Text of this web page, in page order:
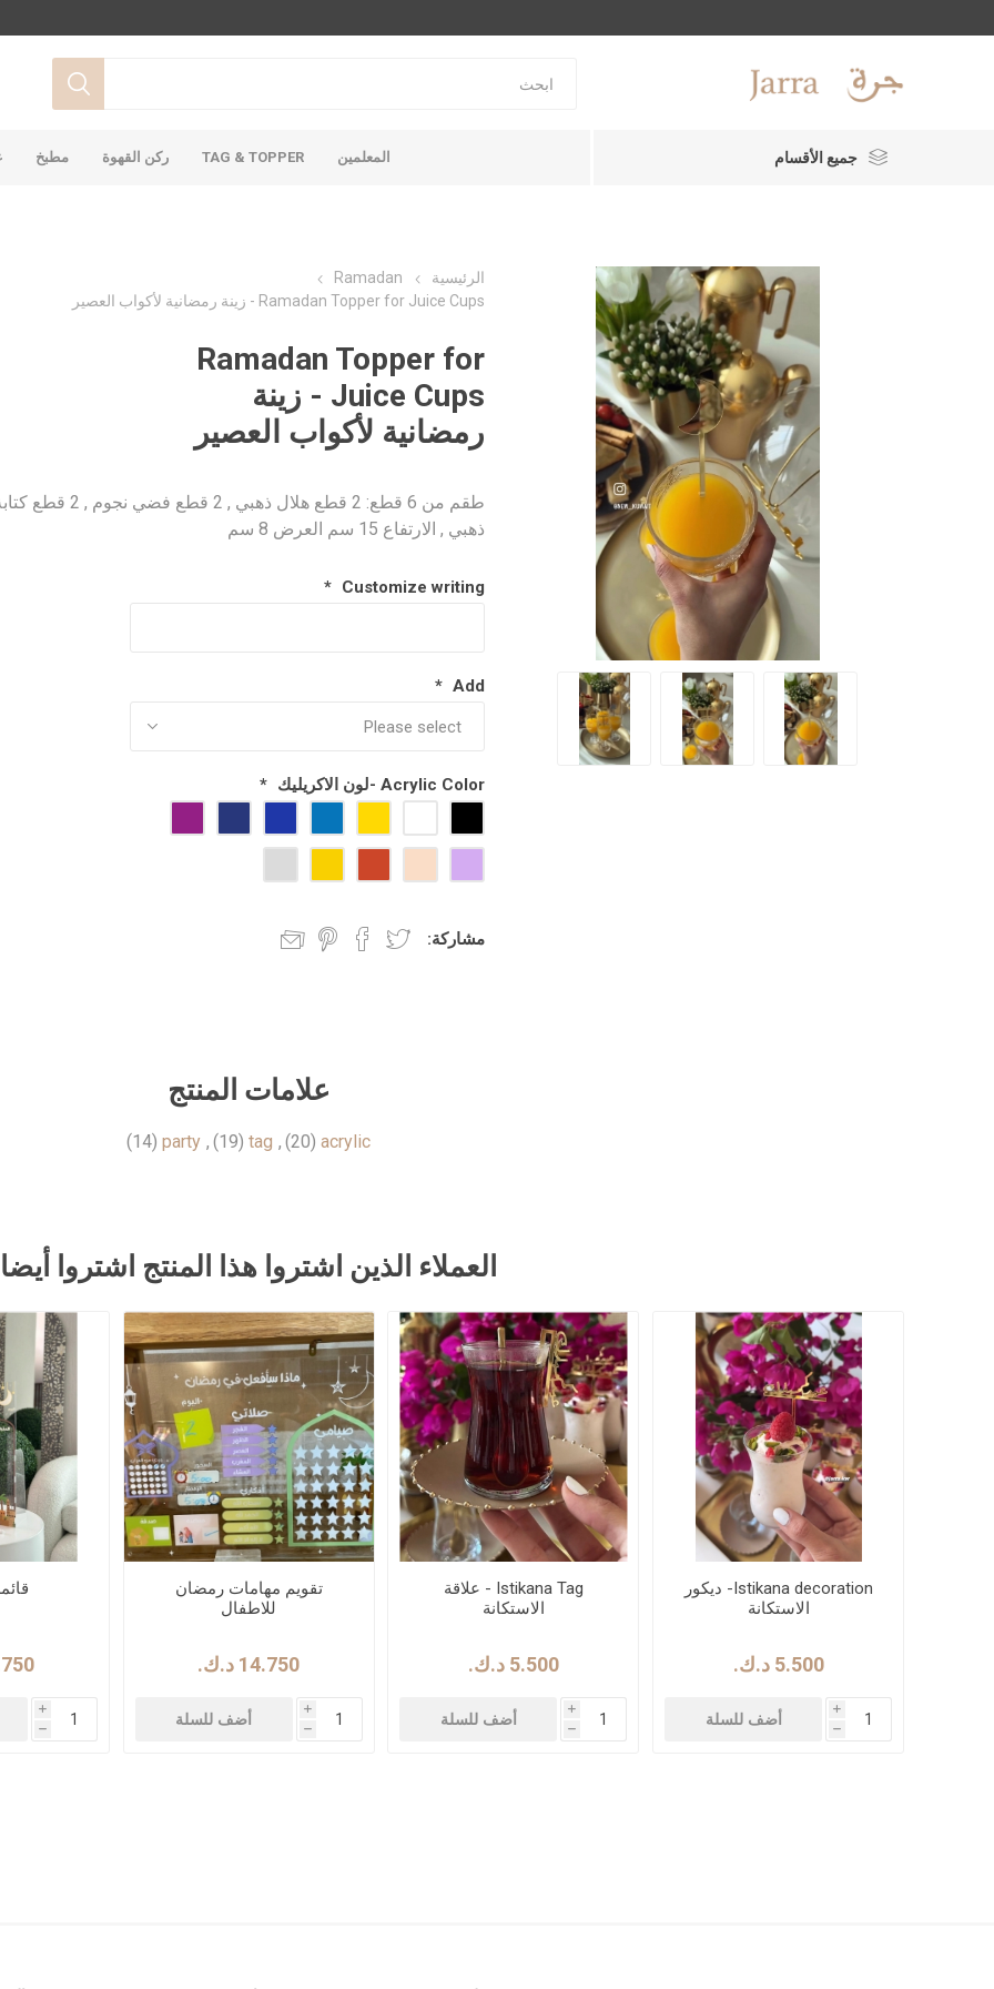
جميع الأقسام المعلمين TAG & TOPPER ركن القهوة مطبخ
الرئيسية
Ramadan
Ramadan Topper for Juice Cups - زينة رمضانية لأكواب العصير
Ramadan Topper for
Juice Cups - زينة
رمضانية لأكواب العصير
طقم من 6 قطع: 2 قطع هلال ذهبي , 2 قطع فضي نجوم , 2
ذهبي , الارتفاع 15 سم العرض 8 سم
Customize writing
*
Add
*
Acrylic Color -لون الاكريليك *
مشاركة:
علامات المنتج
acrylic
(20)
,
tag
(19)
,
party
(14)
العملاء الذين اشتروا هذا المنتج اشتروا أيضا
Istikana decoration- ديكور
الاستكانة
5.500 د.ك.‏
i
h
أضف للسلة
Istikana Tag - علاقة
الاستكانة
5.500 د.ك.‏
i
h
أضف للسلة
تقويم مهامات رمضان
للاطفال
14.750 د.ك.‏
i
h
أضف للسلة
i
h